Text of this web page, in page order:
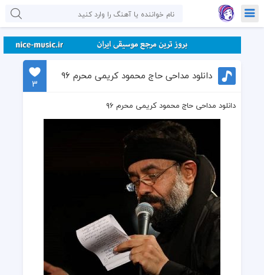
دانلود مداحی حاج محمود کریمی محرم ۹۶
3
دانلود مداحی حاج محمود کریمی محرم ۹۶